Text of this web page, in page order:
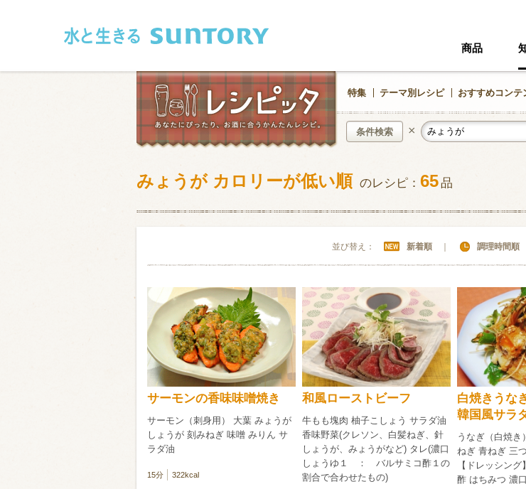
商品
特集 テーマ別レシピ おすすめコンテ
条件検索 ×
和食 洋食 中華風
フレンチ アジア・エスニック その他・創作料理
肉 魚介類 野菜・いも類
卵・乳製品 豆腐・豆類 加工食品系
お米・麺
類・穀物
その他
ビール ハイボール（ウイスキー） ウイスキー・ブランデー
赤ワイン 白ワイン
検索
みょうが カロリーが低い順 のレシピ： 65品
並び替え： 新着順 調理時間順
サーモンの香味味噌焼き
サーモン（刺身用） 大葉 みょうが
しょうが 刻みねぎ 味噌 みりん サ
ラダ油
15分 322kcal
和風ローストビーフ
牛もも塊肉 柚子こしょう サラダ油
香味野菜(クレソン、白髪ねぎ、針
しょうが、みょうがなど) タレ(濃口
しょうゆ１ ： バルサミコ酢１の
割合で合わせたもの)
白焼きうな
韓国風サラ
うなぎ（白焼き
ねぎ 青ねぎ 三
【ドレッシン
酢 はちみつ 濃